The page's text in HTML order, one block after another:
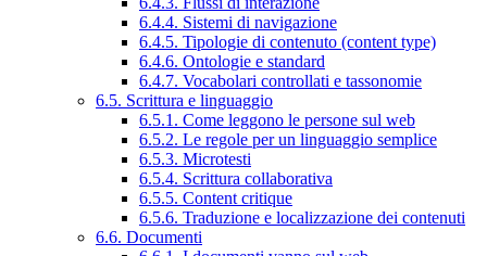
6.4.4. Sistemi di navigazione
6.4.5. Tipologie di contenuto (content type)
6.4.6. Ontologie e standard
6.4.7. Vocabolari controllati e tassonomie
6.5. Scrittura e linguaggio
6.5.1. Come leggono le persone sul web
6.5.2. Le regole per un linguaggio semplice
6.5.3. Microtesti
6.5.4. Scrittura collaborativa
6.5.5. Content critique
6.5.6. Traduzione e localizzazione dei contenuti
6.6. Documenti